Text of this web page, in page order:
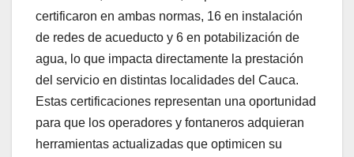
certificaron en ambas normas, 16 en instalación
de redes de acueducto y 6 en potabilización de
agua, lo que impacta directamente la prestación
del servicio en distintas localidades del Cauca.
Estas certificaciones representan una oportunidad
para que los operadores y fontaneros adquieran
herramientas actualizadas que optimicen su